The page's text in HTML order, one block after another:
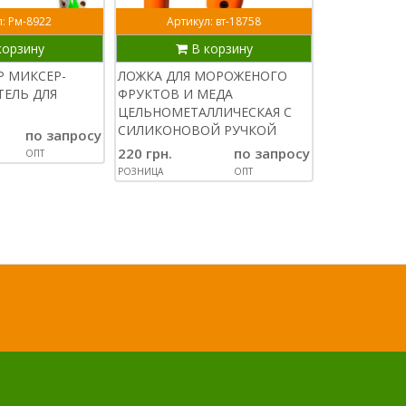
Рм-8922
МИКСЕР-
ДЛЯ
по запросу
ОПТ
Артикул: вт-18758
В корзину
ЛОЖКА ДЛЯ МОРОЖЕНОГО
ФРУКТОВ И МЕДА
ЦЕЛЬНОМЕТАЛЛИЧЕСКАЯ С
СИЛИКОНОВОЙ РУЧКОЙ
220 грн.
РОЗНИЦА
по запросу
ОПТ